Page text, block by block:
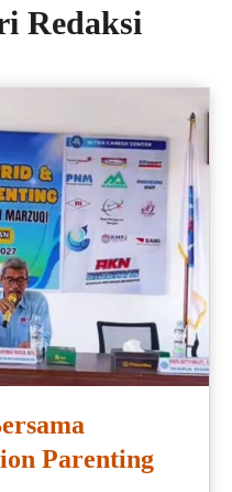
Redaksi
Parenting